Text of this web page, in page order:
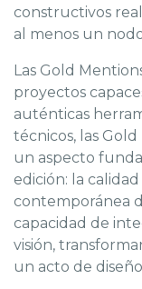
constructivos
al menos un
Las Gold
proyectos
auténticas
técnicos, las
un aspecto
edición: la
contemporánea
capacidad de
visión,
un acto de